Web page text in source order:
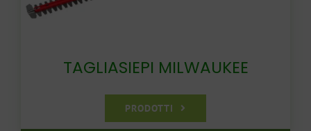
TAGLIASIEPI MILWAUKEE
PRODOTTI